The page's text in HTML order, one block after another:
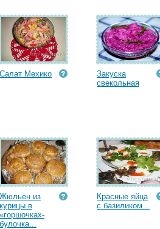
Салат Мехико
Закуска
свекольная
Жюльен из
курицы в
«горшочках-
булочка...
Красные яйца
с базиликом...